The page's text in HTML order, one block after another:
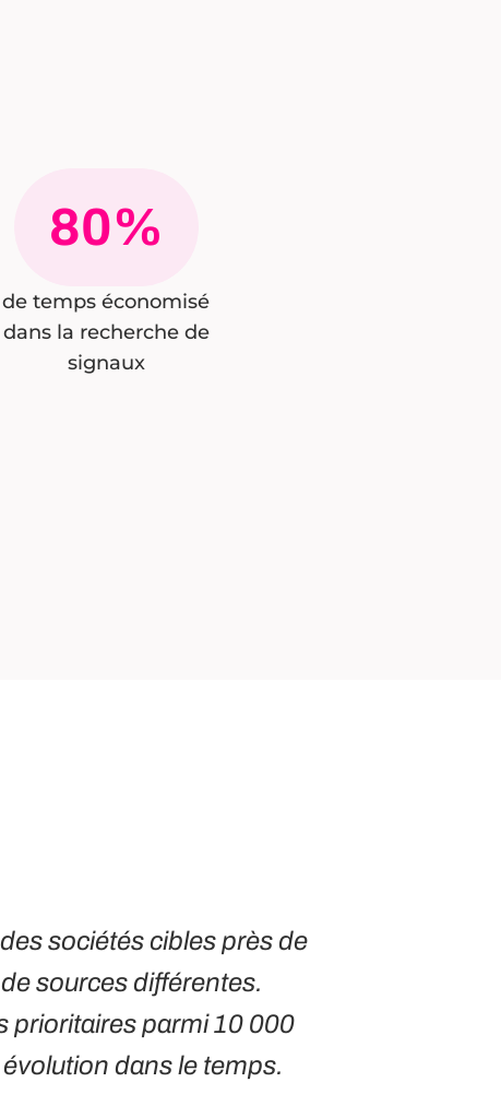
80%
de temps économisé
dans la recherche de
signaux
sociétés cibles près de
sources différentes.
prioritaires parmi 10 000
dans le temps.